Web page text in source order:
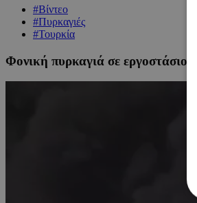
#Βίντεο
#Πυρκαγιές
#Τουρκία
Φονική πυρκαγιά σε εργοστάσιο